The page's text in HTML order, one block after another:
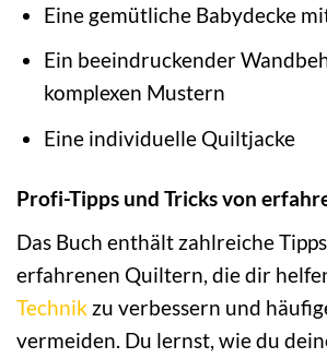
Eine gemütliche Babydecke
Ein beeindruckender
komplexen Mustern
Eine individuelle Quiltjacke
Profi-Tipps und Tricks von
Das Buch enthält zahlreiche
erfahrenen Quiltern, die dir
Technik zu verbessern und
vermeiden. Du lernst, wie du